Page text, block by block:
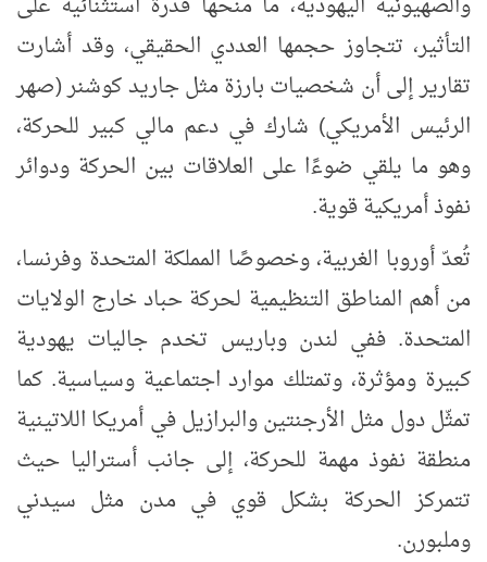
التأثير، تتجاوز حجمها العددي الحقيقي، وقد أشارت
تقارير إلى أن شخصيات بارزة مثل جاريد كوشنر (صهر
الرئيس الأمريكي) شارك في دعم مالي كبير للحركة،
وهو ما يلقي ضوءًا على العلاقات بين الحركة ودوائر
نفوذ أمريكية قوية.
تُعدّ أوروبا الغربية، وخصوصًا المملكة المتحدة وفرنسا،
من أهم المناطق التنظيمية لحركة حباد خارج الولايات
المتحدة. ففي لندن وباريس تخدم جاليات يهودية
كبيرة ومؤثرة، وتمتلك موارد اجتماعية وسياسية. كما
تمثّل دول مثل الأرجنتين والبرازيل في أمريكا اللاتينية
منطقة نفوذ مهمة للحركة، إلى جانب أستراليا حيث
تتمركز الحركة بشكل قوي في مدن مثل سيدني
وملبورن.